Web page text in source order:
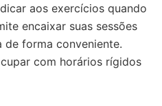
aos exercícios quando
encaixar suas sessões
de forma conveniente.
com horários rígidos